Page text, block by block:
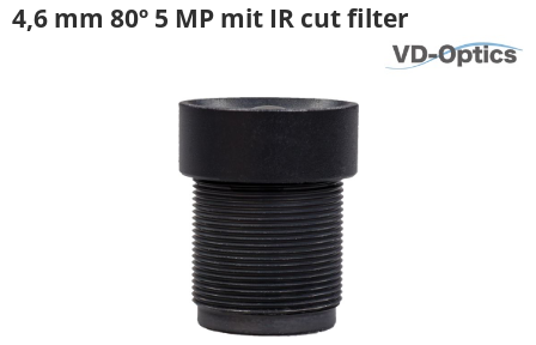
4,6 mm 80º 5 MP mit IR cut filter